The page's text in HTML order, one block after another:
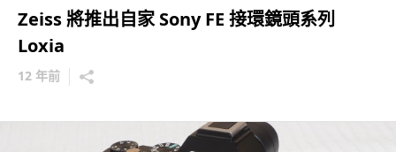
Zeiss 將推出自家 Sony FE 接環鏡頭系列
Loxia
12 年前